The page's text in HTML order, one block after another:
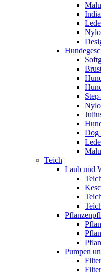
Dog
Teich
Laub und
Pumpen